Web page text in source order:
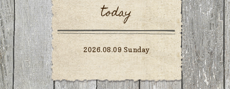
today
2026.08.09 Sunday